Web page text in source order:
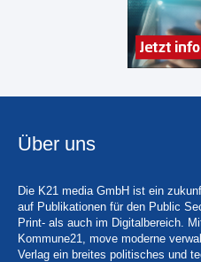
Über uns
Die K21 media GmbH ist ein
auf Publikationen für den Public
Print- als auch im Digitalbereich.
Kommune21, move moderne
Verlag ein breites politisches und